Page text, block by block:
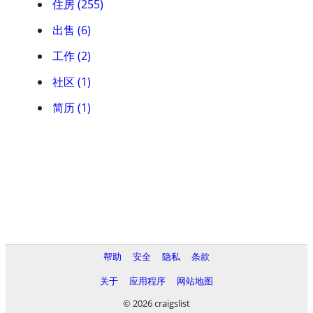
住房 (255)
出售 (6)
工作 (2)
社区 (1)
简历 (1)
帮助 安全 隐私
条款
关于
应用程序
网站地图
© 2026 craigslist